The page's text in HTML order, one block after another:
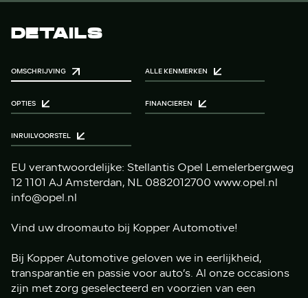
DETAILS
OMSCHRIJVING ALLE KENMERKEN
OPTIES FINANCIEREN
INRUILVOORSTEL
EU verantwoordelijke: Stellantis Opel Lemelerbergweg
12 1101 AJ Amsterdan, NL 0882012700 www.opel.nl
info@opel.nl
Vind uw droomauto bij Kopper Automotive!
Bij Kopper Automotive geloven we in eerlijkheid,
transparantie en passie voor auto’s. Al onze occasions
zijn met zorg geselecteerd en voorzien van een